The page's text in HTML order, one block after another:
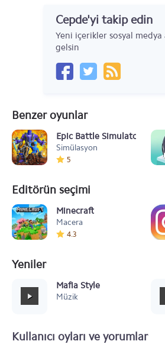
Cepde'yi takip edin
Yeni içerikler sosyal medya
gelsin
Benzer oyunlar
Epic Battle Simulator 2
Simülasyon
5
Editörün seçimi
Minecraft
Macera
4.3
Yeniler
Mafia Style
Müzik
Kullanıcı oyları ve yorumlar